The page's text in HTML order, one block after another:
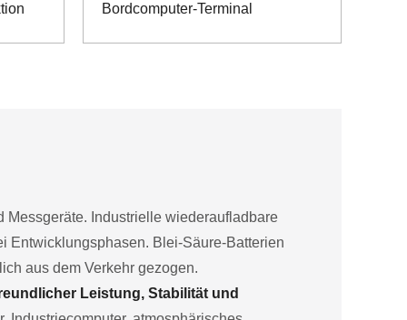
Bordcomputer-Terminal
Industrielle wiederaufladbare
Entwicklungsphasen. Blei-Säure-Batterien
aus dem Verkehr gezogen.
Leistung, Stabilität und